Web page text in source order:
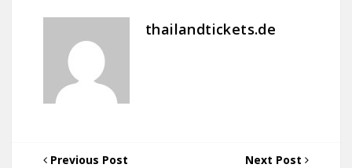
thailandtickets.de
Previous Post Next Post